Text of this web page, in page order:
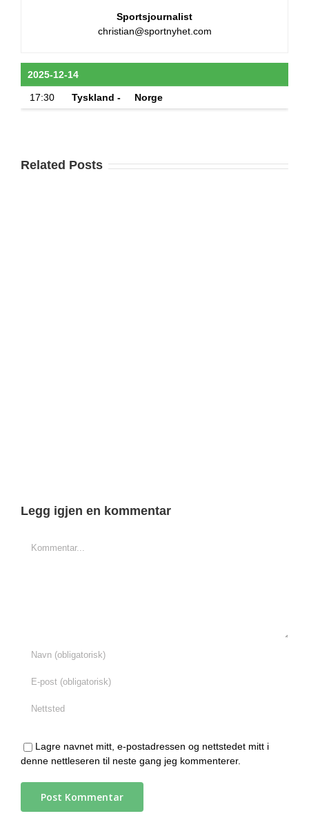
Sportsjournalist
christian@sportnyhet.com
2025-12-14
17:30 Tyskland - Norge
Related Posts
Legg igjen en kommentar
Lagre navnet mitt, e-postadressen og nettstedet mitt i
denne nettleseren til neste gang jeg kommenterer.